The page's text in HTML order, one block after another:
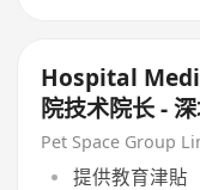
Hospital
院技术院长 - 深
Pet Space Group
提供教育津貼